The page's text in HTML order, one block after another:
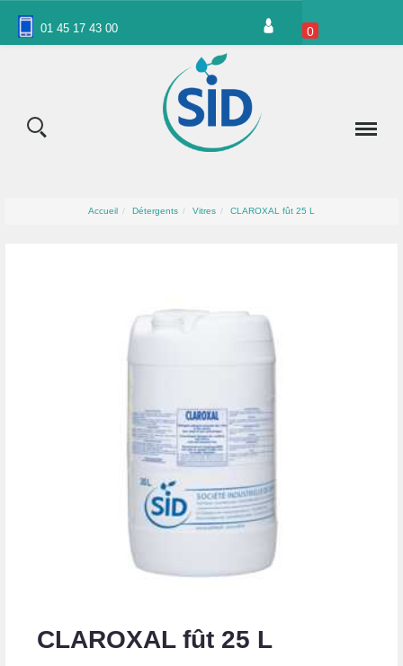
01 45 17 43 00 0
Accueil Détergents Vitres CLAROXAL fût 25 L
CLAROXAL fût 25 L